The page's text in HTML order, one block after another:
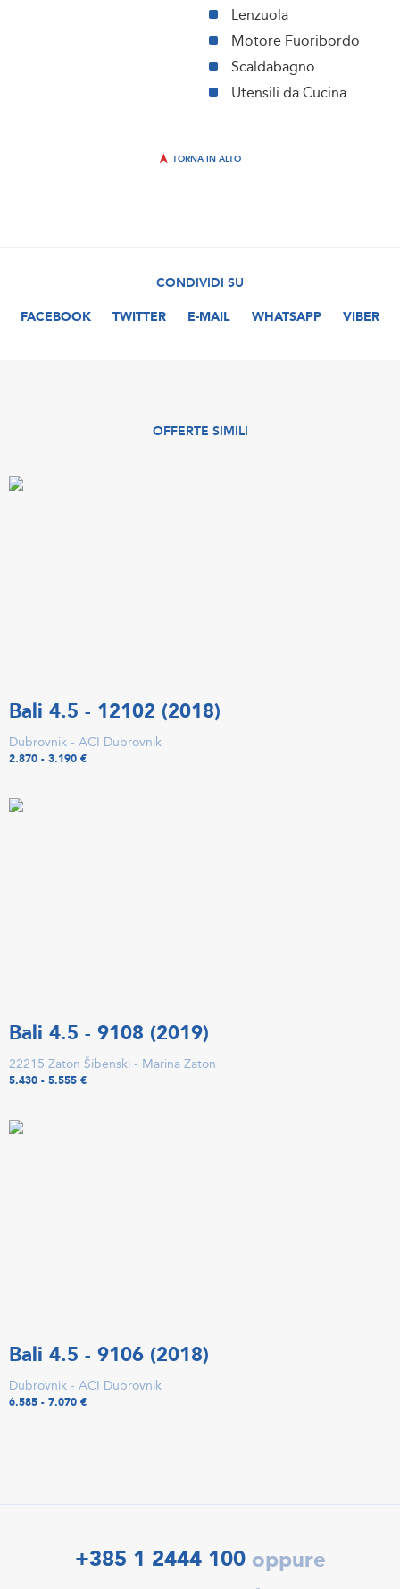
Lenzuola
Motore Fuoribordo
Scaldabagno
Utensili da Cucina
TORNA IN ALTO
CONDIVIDI SU
FACEBOOK
TWITTER E-MAIL WHATSAPP VIBER
OFFERTE SIMILI
Bali 4.5 - 12102 (2018)
Dubrovnik - ACI Dubrovnik
2.870 - 3.190 €
Bali 4.5 - 9108 (2019)
22215 Zaton Šibenski - Marina Zaton
5.430 - 5.555 €
Bali 4.5 - 9106 (2018)
Dubrovnik - ACI Dubrovnik
6.585 - 7.070 €
+385 1 2444 100 oppure